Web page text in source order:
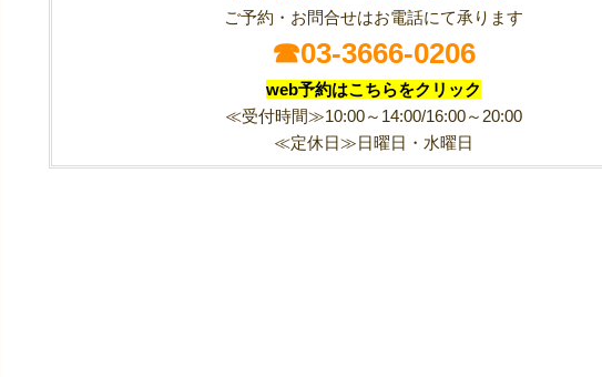
ご予約・お問合せはお電話にて承ります
☎03-3666-0206
web予約はこちらをクリック
≪受付時間≫10:00～14:00/16:00～20:00
≪定休日≫日曜日・水曜日